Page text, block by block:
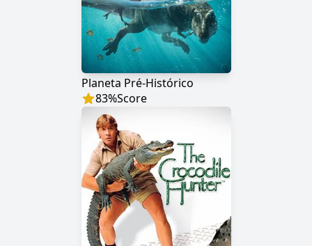
Planeta Pré-Histórico
83%Score